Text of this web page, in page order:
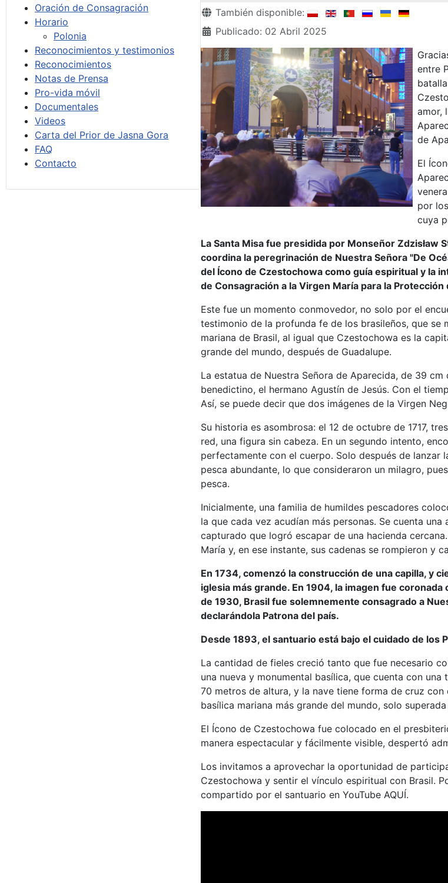
Oración de Consagración
Horario
Polonia
Reconocimientos y testimonios
Reconocimientos
Notas de Prensa
Pro-vida móvil
Documentales
Videos
Carta del Prior de Jasna Gora
FAQ
Contacto
Detalles
También disponible:
Publicado: 02 Abril 2025
entre
amor,
de
El
por
cuya
La Santa Misa fue presidida por Monseñor Zdzisław
coordina la peregrinación de Nuestra Señora "De
del Ícono de Czestochowa como guía espiritual y la
de Consagración a la Virgen María para la
Este fue un momento conmovedor, no solo por el
testimonio de la profunda fe de los brasileños, que se
mariana de Brasil, al igual que Czestochowa es la
grande del mundo, después de Guadalupe.
La estatua de Nuestra Señora de Aparecida, de 39
benedictino, el hermano Agustín de Jesús. Con el
Así, se puede decir que dos imágenes de la Virgen
Su historia es asombrosa: el 12 de octubre de 1717,
red, una figura sin cabeza. En un segundo intento,
perfectamente con el cuerpo. Solo después de lanzar
pesca abundante, lo que consideraron un milagro,
pesca.
Inicialmente, una familia de humildes pescadores
la que cada vez acudían más personas. Se cuenta
capturado que logró escapar de una hacienda
María y, en ese instante, sus cadenas se rompieron y
En 1734, comenzó la construcción de una capilla, y
iglesia más grande. En 1904, la imagen fue coronada
de 1930, Brasil fue solemnemente consagrado a
declarándola Patrona del país.
Desde 1893, el santuario está bajo el cuidado de los
La cantidad de fieles creció tanto que fue necesario
una nueva y monumental basílica, que cuenta con
70 metros de altura, y la nave tiene forma de cruz
basílica mariana más grande del mundo, solo
El Ícono de Czestochowa fue colocado en el
manera espectacular y fácilmente visible, despertó
Los invitamos a aprovechar la oportunidad de
Czestochowa y sentir el vínculo espiritual con Brasil.
compartido por el santuario en YouTube AQUÍ.